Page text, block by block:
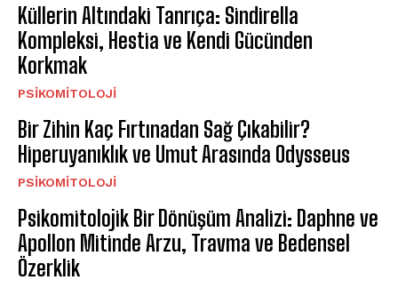
Küllerin Altındaki Tanrıça: Sindirella
Kompleksi, Hestia ve Kendi Gücünden
Korkmak
PSIKOMITOLOJI
Bir Zihin Kaç Fırtınadan Sağ Çıkabilir?
Hiperuyanıklık ve Umut Arasında Odysseus
PSIKOMITOLOJI
Psikomitolojik Bir Dönüşüm Analizi: Daphne ve
Apollon Mitinde Arzu, Travma ve Bedensel
Özerklik